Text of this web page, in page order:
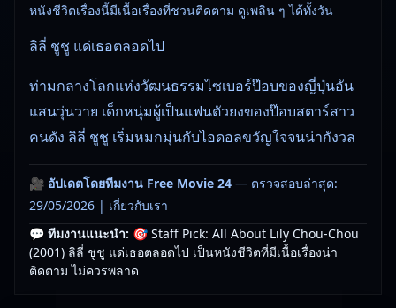
หนังชีวิตเรื่องนี้มีเนื้อเรื่องที่ชวนติดตาม ดูเพลิน ๆ ได้ทั้งวัน
ลิลี่ ชูชู แด่เธอตลอดไป
ท่ามกลางโลกแห่งวัฒนธรรมไซเบอร์ป๊อบของญี่ปุ่นอัน
แสนวุ่นวาย เด็กหนุ่มผู้เป็นแฟนตัวยงของป๊อบสตาร์สาว
คนดัง ลิลี่ ชูชู เริ่มหมกมุ่นกับไอดอลขวัญใจจนน่ากังวล
🎥 อัปเดตโดยทีมงาน Free Movie 24 — ตรวจสอบล่าสุด:
29/05/2026 | เกี่ยวกับเรา
💬 ทีมงานแนะนำ: 🎯 Staff Pick: All About Lily Chou-Chou
(2001) ลิลี่ ชูชู แด่เธอตลอดไป เป็นหนังชีวิตที่มีเนื้อเรื่องน่า
ติดตาม ไม่ควรพลาด